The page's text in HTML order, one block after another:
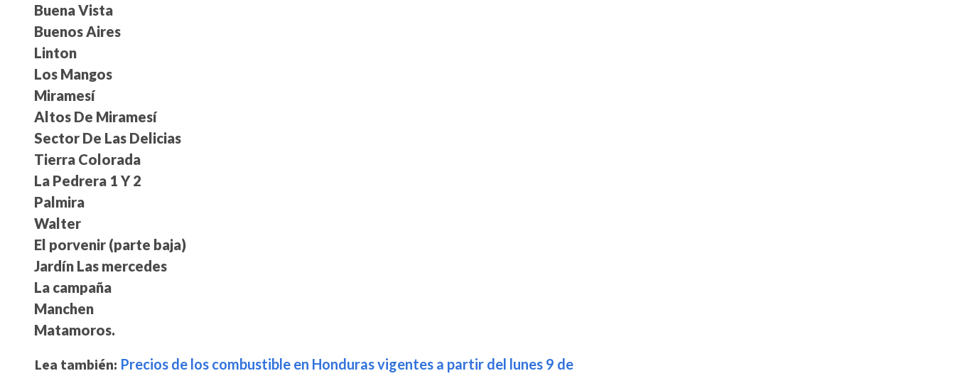
Buena Vista
Buenos Aires
Linton
Los Mangos
Miramesí
Altos De Miramesí
Sector De Las Delicias
Tierra Colorada
La Pedrera 1 Y 2
Palmira
Walter
El porvenir (parte baja)
Jardín Las mercedes
La campaña
Manchen
Matamoros.
Lea también: Precios de los combustible en Honduras vigentes a partir del lunes 9 de